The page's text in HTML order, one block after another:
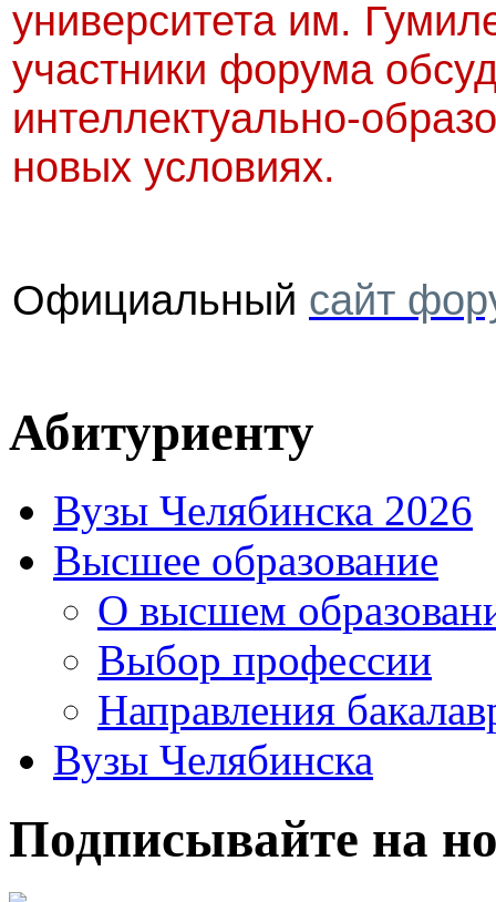
университета им.
участники форума
интеллектуально-
новых условиях.
Официальный сайт
Абитуриенту
Вузы Челябинска 2026
Высшее образование
О высшем
Выбор профессии
Направления
Вузы Челябинска
Подписывайте на